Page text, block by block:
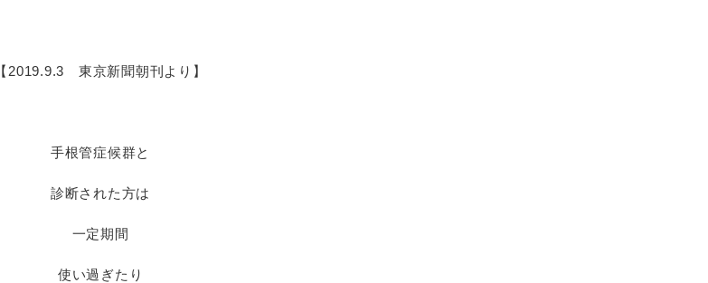
【2019.9.3 東京新聞朝刊より】
手根管症候群と
診断された方は
一定期間
使い過ぎたり